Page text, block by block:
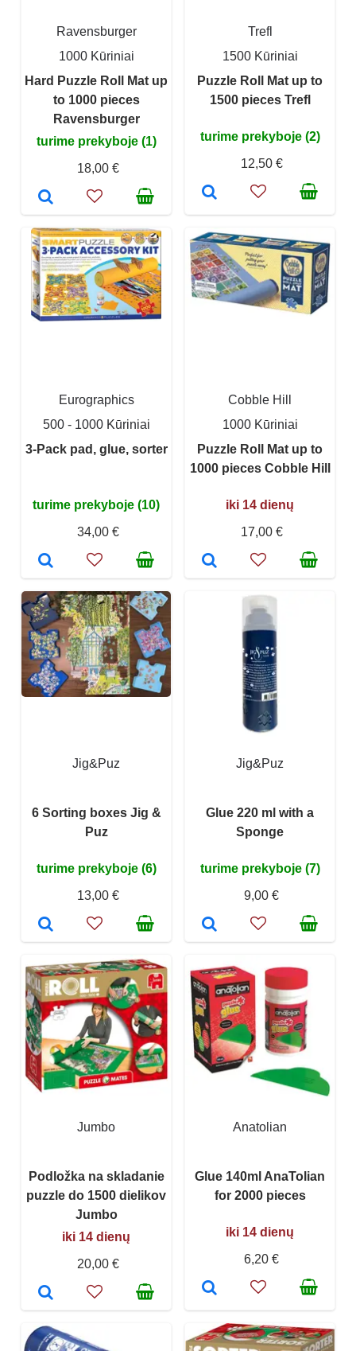
Ravensburger
1000 Kūriniai
Hard Puzzle Roll Mat up
to 1000 pieces
Ravensburger
turime prekyboje (1)
18,00 €
Trefl
1500 Kūriniai
Puzzle Roll Mat up to
1500 pieces Trefl
turime prekyboje (2)
12,50 €
Eurographics
500 - 1000 Kūriniai
3-Pack pad, glue, sorter
turime prekyboje (10)
34,00 €
Cobble Hill
1000 Kūriniai
Puzzle Roll Mat up to
1000 pieces Cobble Hill
iki 14 dienų
17,00 €
Jig&Puz
6 Sorting boxes Jig &
Puz
turime prekyboje (6)
13,00 €
Jig&Puz
Glue 220 ml with a
Sponge
turime prekyboje (7)
9,00 €
Jumbo
Podložka na skladanie
puzzle do 1500 dielikov
Jumbo
iki 14 dienų
20,00 €
Anatolian
Glue 140ml AnaTolian
for 2000 pieces
iki 14 dienų
6,20 €